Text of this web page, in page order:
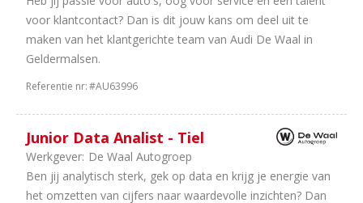
voor klantcontact? Dan is dit jouw kans om deel uit te
maken van het klantgerichte team van Audi De Waal in
Geldermalsen.
Referentie nr:#AU63996
Junior Data Analist - Tiel
Werkgever: De Waal Autogroep
Ben jij analytisch sterk, gek op data en krijg je energie van
het omzetten van cijfers naar waardevolle inzichten? Dan